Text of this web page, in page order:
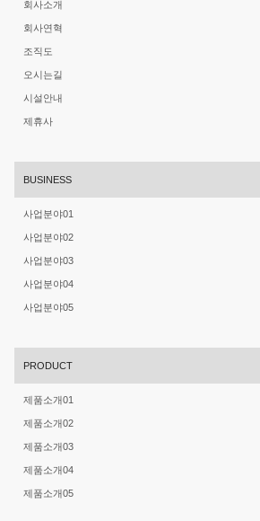
회사소개
회사연혁
조직도
오시는길
시설안내
제휴사
BUSINESS
사업분야01
사업분야02
사업분야03
사업분야04
사업분야05
PRODUCT
제품소개01
제품소개02
제품소개03
제품소개04
제품소개05